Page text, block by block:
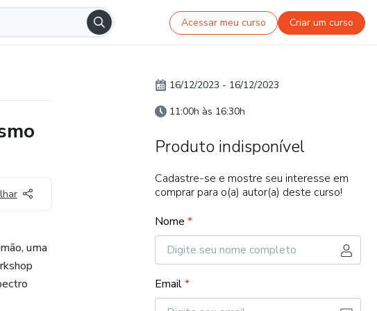
Acessar meu curso Criar um curso
uma
16/12/2023 - 16/12/2023
11:00h às 16:30h
Produto indisponível
Cadastre-se e mostre seu interesse em
comprar para o(a) autor(a) deste curso!
Nome *
Email*